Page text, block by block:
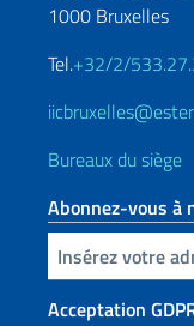
1000 Bruxelles
Tel.+32/2/
Bureaux du siège
Abonnez-vous à
Insert your email
Acceptation